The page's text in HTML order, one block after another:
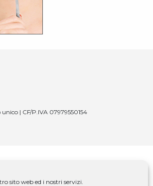
sito web ed i nostri servizi.
| CF/P.IVA 07979550154